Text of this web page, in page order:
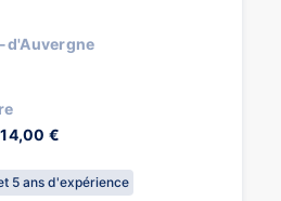
€
5 ans d'expérience